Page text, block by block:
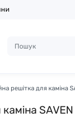
решітка для каміна